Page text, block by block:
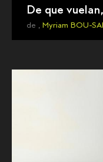
De que
de , Myriam BOU-